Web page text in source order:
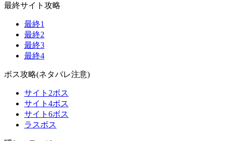
最終サイト攻略
最終1
最終2
最終3
最終4
ボス攻略(ネタバレ注意)
サイト2ボス
サイト4ボス
サイト6ボス
ラスボス